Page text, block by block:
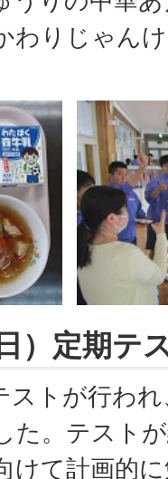
わりじゃん
）定期テ
ストが行わ
た。テスト
けて計画的